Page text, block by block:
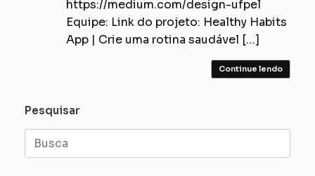
https://medium.com/design-ufpel
Equipe: Link do projeto: Healthy Habits
App | Crie uma rotina saudável […]
Continue lendo
Pesquisar
Search
for: